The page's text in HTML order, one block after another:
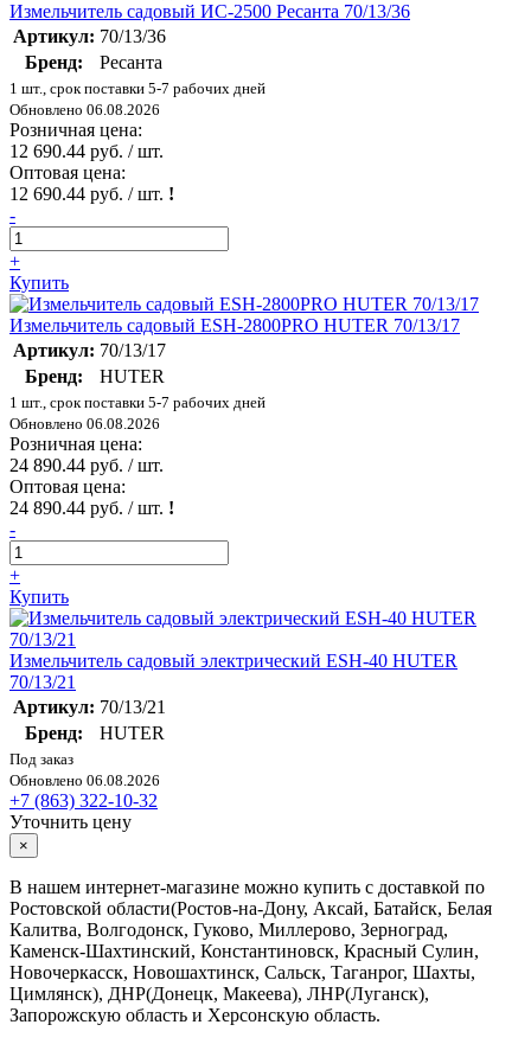
Измельчитель садовый ИС-2500 Ресанта 70/13/36
Артикул: 70/13/36
Бренд:
Ресанта
1 шт., срок поставки 5-7 рабочих дней
Обновлено 06.08.2026
Розничная цена:
12 690.44 руб. / шт.
Оптовая цена:
12 690.44 руб. / шт. !
-
+
Купить
Измельчитель садовый ESH-2800PRO HUTER 70/13/17
Артикул: 70/13/17
Бренд:
HUTER
1 шт., срок поставки 5-7 рабочих дней
Обновлено 06.08.2026
Розничная цена:
24 890.44 руб. / шт.
Оптовая цена:
24 890.44 руб. / шт. !
-
+
Купить
Измельчитель садовый электрический ESH-40 HUTER
70/13/21
Артикул: 70/13/21
Бренд:
HUTER
Под заказ
Обновлено 06.08.2026
+7 (863) 322-10-32
Уточнить цену
×
В нашем интернет-магазине можно купить с доставкой по
Ростовской области(Ростов-на-Дону, Аксай, Батайск, Белая
Калитва, Волгодонск, Гуково, Миллерово, Зерноград,
Каменск-Шахтинский, Константиновск, Красный Сулин,
Новочеркасск, Новошахтинск, Сальск, Таганрог, Шахты,
Цимлянск), ДНР(Донецк, Макеева), ЛНР(Луганск),
Запорожскую область и Херсонскую область.